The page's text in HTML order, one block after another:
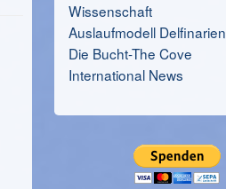
Wissenschaft
Auslaufmodell Delfinarien
Die Bucht-The Cove
International News